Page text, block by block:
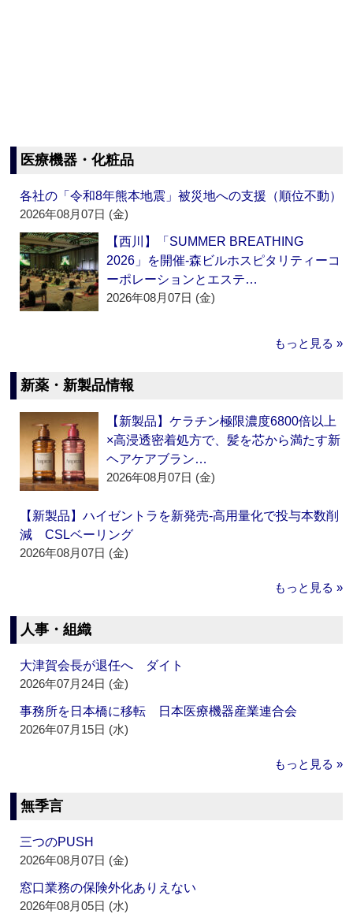
医療機器・化粧品
各社の「令和8年熊本地震」被災地への支援（順位不動）
2026年08月07日 (金)
【西川】「SUMMER BREATHING
2026」を開催‐森ビルホスピタリティーコ
ーポレーションとエステ…
2026年08月07日 (金)
もっと見る »
新薬・新製品情報
【新製品】ケラチン極限濃度6800倍以上
×高浸透密着処方で、髪を芯から満たす新
ヘアケアブラン…
2026年08月07日 (金)
【新製品】ハイゼントラを新発売‐高用量化で投与本数削
減 CSLベーリング
2026年08月07日 (金)
もっと見る »
人事・組織
大津賀会長が退任へ ダイト
2026年07月24日 (金)
事務所を日本橋に移転 日本医療機器産業連合会
2026年07月15日 (水)
もっと見る »
無季言
三つのPUSH
2026年08月07日 (金)
窓口業務の保険外化ありえない
2026年08月05日 (水)